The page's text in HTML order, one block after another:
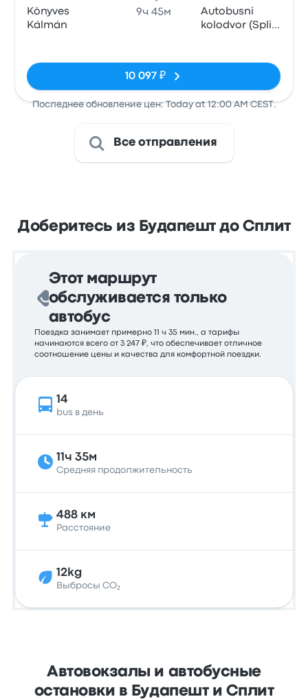
Könyves
Kálmán
9ч 45м
Autobusni
kolodvor (Split
10 097 ₽
Последнее обновление цен: Today at 12:00 AM CEST.
Все отправления
Доберитесь из Будапешт до Сплит
Этот маршрут
обслуживается только
автобус
Поездка занимает примерно 11 ч 35 мин., а тарифы
начинаются всего от 3 247 ₽, что обеспечивает отличное
соотношение цены и качества для комфортной поездки.
14
bus в день
11ч 35м
Средняя продолжительность
488 км
Расстояние
12kg
Выбросы CO₂
Автовокзалы и автобусные
остановки в Будапешт и Сплит